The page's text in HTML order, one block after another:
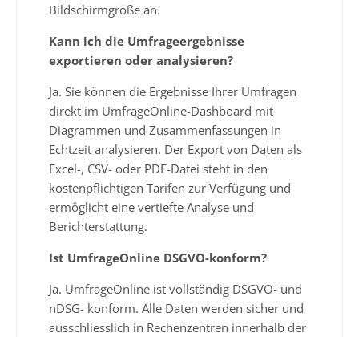
Bildschirmgröße an.
Kann ich die Umfrageergebnisse
exportieren oder analysieren?
Ja. Sie können die Ergebnisse Ihrer Umfragen
direkt im UmfrageOnline-Dashboard mit
Diagrammen und Zusammenfassungen in
Echtzeit analysieren. Der Export von Daten als
Excel-, CSV- oder PDF-Datei steht in den
kostenpflichtigen Tarifen zur Verfügung und
ermöglicht eine vertiefte Analyse und
Berichterstattung.
Ist UmfrageOnline DSGVO-konform?
Ja. UmfrageOnline ist vollständig DSGVO- und
nDSG- konform. Alle Daten werden sicher und
ausschliesslich in Rechenzentren innerhalb der